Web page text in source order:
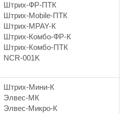
Штрих-ФР-ПТК
Штрих-Mobile-ПТК
Штрих-MPAY-К
Штрих-Комбо-ФР-К
Штрих-Комбо-ПТК
NCR-001K
Штрих-Мини-К
Элвес-МК
Элвес-Микро-К